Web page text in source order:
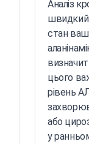
Аналіз
швидкий
стан
цього
рівень
або
у